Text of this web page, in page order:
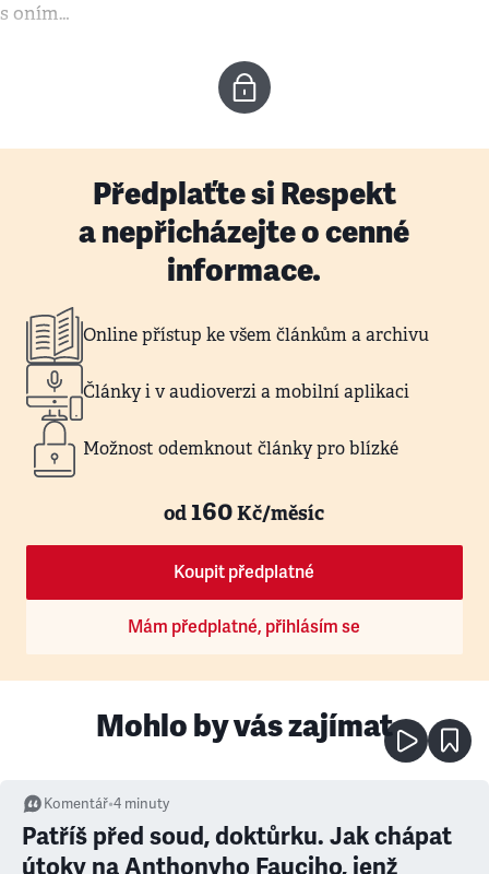
s oním…
Předplaťte si Respekt
a nepřicházejte o cenné
informace.
Online přístup ke všem článkům a archivu
Články i v audioverzi a mobilní aplikaci
Možnost odemknout články pro blízké
od160Kč/měsíc
Koupit předplatné
Mám předplatné, přihlásím se
Mohlo by vás zajímat
Komentář•4 minuty
Patříš před soud, doktůrku. Jak chápat
útoky na Anthonyho Fauciho, jenž